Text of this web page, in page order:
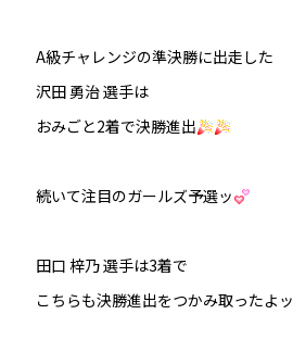
A級チャレンジの準決勝に出走した
沢田 勇治 選手は
おみごと2着で決勝進出
続いて注目のガールズ予選ッ
田口 梓乃 選手は3着で
こちらも決勝進出をつかみ取ったよッ